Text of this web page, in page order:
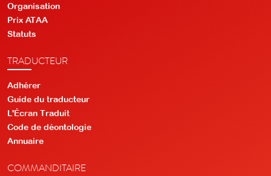
Organisation
Prix ATAA
Statuts
TRADUCTEUR
Adhérer
Guide du traducteur
L'Écran Traduit
Code de déontologie
Annuaire
COMMANDITAIRE